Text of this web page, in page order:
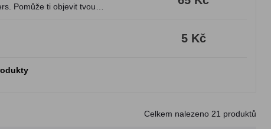
Pomůže ti objevit tvou
5 Kč
Celkem nalezeno 21 produktů